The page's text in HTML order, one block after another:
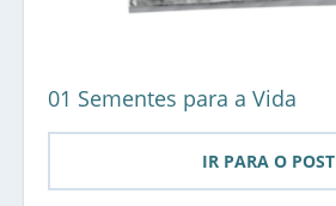
01 Sementes para a Vida
IR PARA O POST